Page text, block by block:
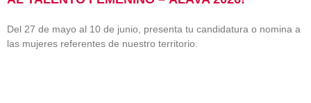
Del 27 de mayo al 10 de junio, presenta tu candidatura o nomina a
las mujeres referentes de nuestro territorio.